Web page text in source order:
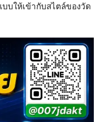
บให้เข้ากับสไตล์ของวัด